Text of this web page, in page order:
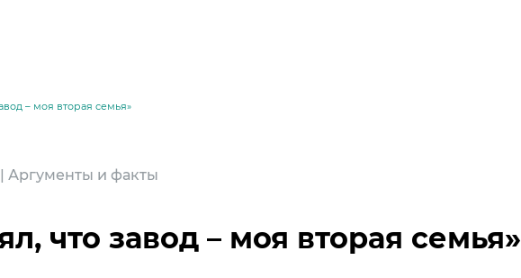
– моя вторая семья»
| Аргументы и факты
что завод – моя вторая семья»